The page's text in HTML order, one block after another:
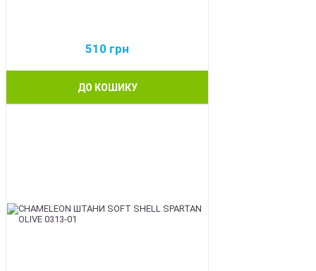
510 грн
ДО КОШИКУ